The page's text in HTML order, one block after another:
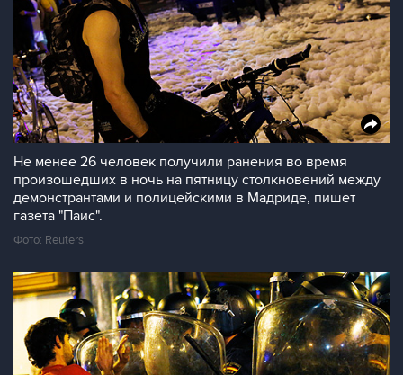
Не менее 26 человек получили ранения во время
произошедших в ночь на пятницу столкновений между
демонстрантами и полицейскими в Мадриде, пишет
газета "Паис".
Фото: Reuters